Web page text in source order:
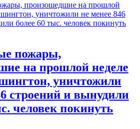
пожары,
на прошлой неделе
уничтожили
строений и вынудили
человек покинуть